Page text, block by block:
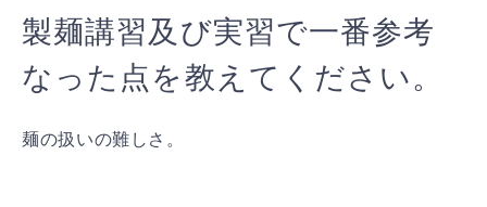
製麺講習及び実習で一番参考
なった点を教えてください。
麺の扱いの難しさ。